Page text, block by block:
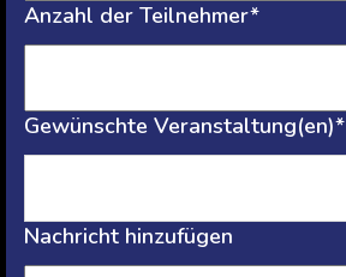
Anzahl der Teilnehmer*
Gewünschte Veranstaltung(en)*
Nachricht hinzufügen